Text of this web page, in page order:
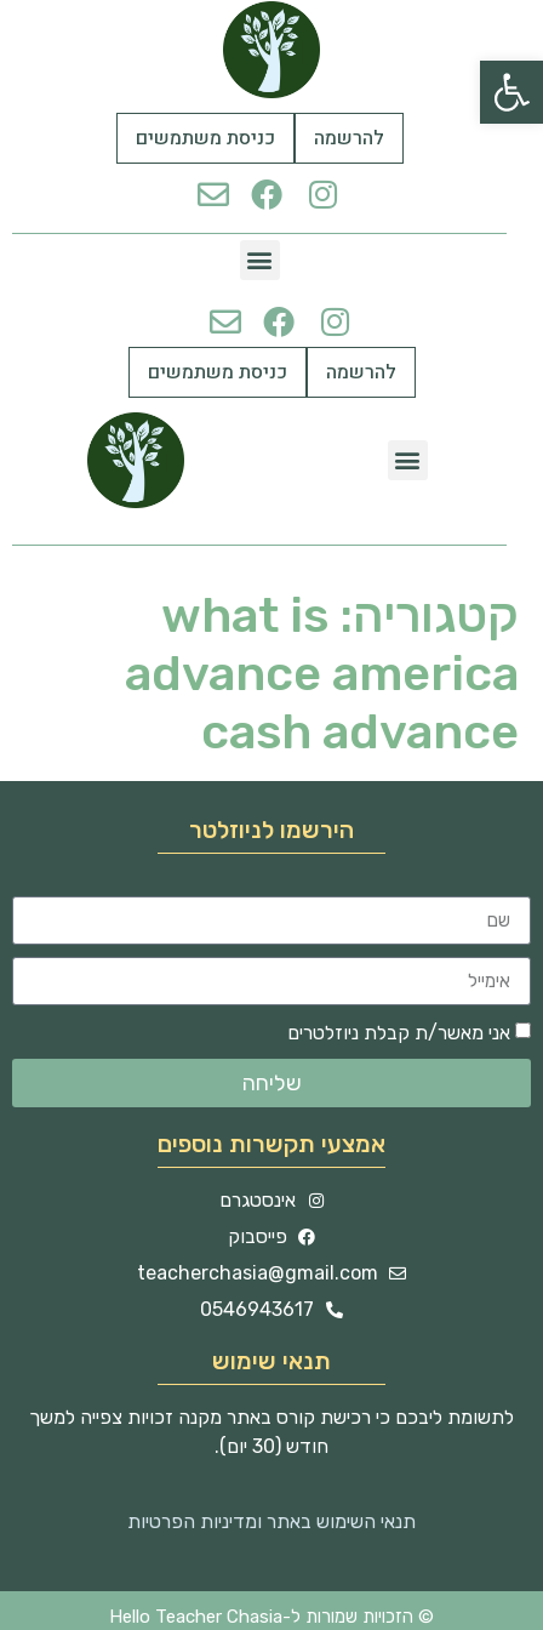
פתח סרגל נגישות
להרשמה כניסת משתמשים
להרשמה כניסת משתמשים
קטגוריה: what is
advance america
cash advance
הירשמו לניוזלטר
אני מאשר/ת קבלת ניוזלטרים
שליחה
אמצעי תקשרות נוספים
אינסטגרם
פייסבוק
teacherchasia@gmail.com
0546943617
תנאי שימוש
לתשומת ליבכם כי רכישת קורס באתר מקנה זכויות צפייה למשך
חודש (30 יום).
תנאי השימוש באתר ומדיניות הפרטיות
© הזכויות שמורות ל-Hello Teacher Chasia